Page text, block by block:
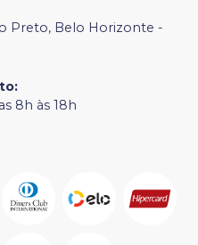
Preto, Belo Horizonte -
:
8h às 18h